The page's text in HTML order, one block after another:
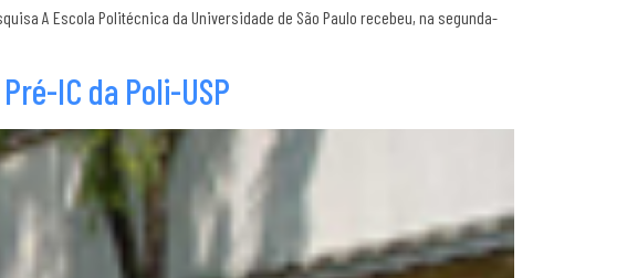
A Escola Politécnica da Universidade de São Paulo recebeu, na segunda-
IC da Poli-USP